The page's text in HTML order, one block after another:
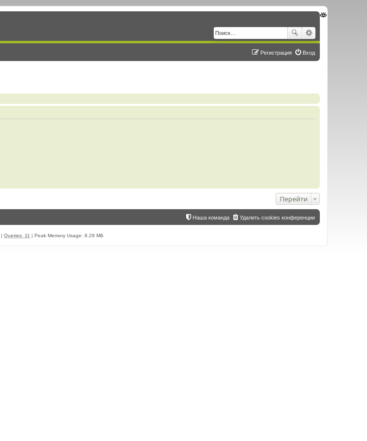
Вход
Регистрация
Перейти
Удалить cookies конференции
Наша команда
| Queries: 11 | Peak Memory Usage: 8.29 МБ